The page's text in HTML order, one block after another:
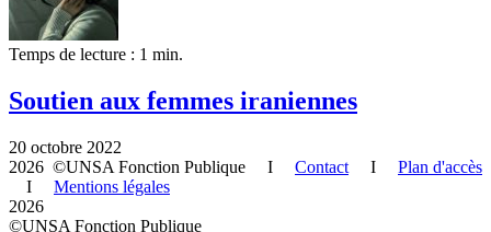
Temps de lecture : 1 min.
Soutien aux femmes iraniennes
20 octobre 2022
2026 ©UNSA Fonction Publique I Contact I Plan d'accès
I Mentions légales
2026
©UNSA Fonction Publique